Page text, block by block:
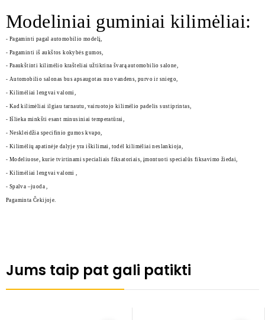
Modeliniai guminiai kilimėliai:
- Pagaminti pagal automobilio modelį,
- Pagaminti iš aukštos kokybės gumos,
- Paaukštinti kilimėlio krašteliai užtikrina švarą automobilio salone,
- Automobilio salonas bus apsaugotas nuo vandens, purvo ir sniego,
- Kilimėliai lengvai valomi,
- Kad kilimėliai ilgiau tarnautu, vairuotojo kilimėlio padelis sustiprintas,
- Išlieka minkšti esant minusiniai temperatūrai,
- Neskleidžia specifinio gumos kvapo,
- Kilimėlių apatinėje dalyje yra iškilimai, todėl kilimėliai neslankioja,
- Modeliuose, kurie tvirtinami specialiais fiksatoriais, įmontuoti specialūs fiksavimo žiedai,
- Kilimėliai lengvai valomi ,
- Spalva –juoda ,
Pagaminta Čekijoje.
Jums taip pat gali patikti